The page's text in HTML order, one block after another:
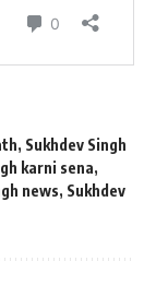
, Sukhdev Singh
karni sena,
news, Sukhdev